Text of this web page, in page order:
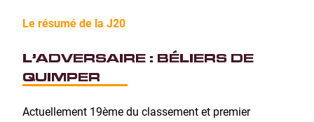
Le résumé de la J20
L’ADVERSAIRE : BÉLIERS DE
QUIMPER
Actuellement 19ème du classement et premier